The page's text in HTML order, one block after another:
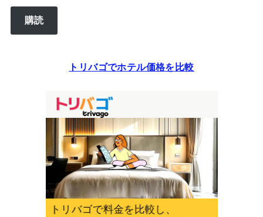
ル
購読
トリバゴでホテル価格を比較